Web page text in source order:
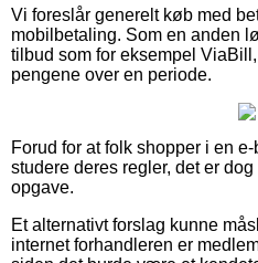
Vi foreslår generelt køb med
mobilbetaling. Som en anden
tilbud som for eksempel
pengene over en periode.
Forud for at folk shopper i en
studere deres regler, det er
opgave.
Et alternativt forslag kunne
internet forhandleren er